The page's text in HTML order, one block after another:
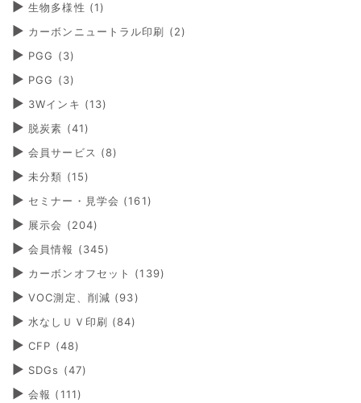
生物多様性 (1)
カーボンニュートラル印刷 (2)
PGG (3)
PGG (3)
3Wインキ (13)
脱炭素 (41)
会員サービス (8)
未分類 (15)
セミナー・見学会 (161)
展示会 (204)
会員情報 (345)
カーボンオフセット
(139)
VOC測定、削減 (93)
水なしＵＶ印刷 (84)
CFP (48)
SDGs (47)
会報 (111)